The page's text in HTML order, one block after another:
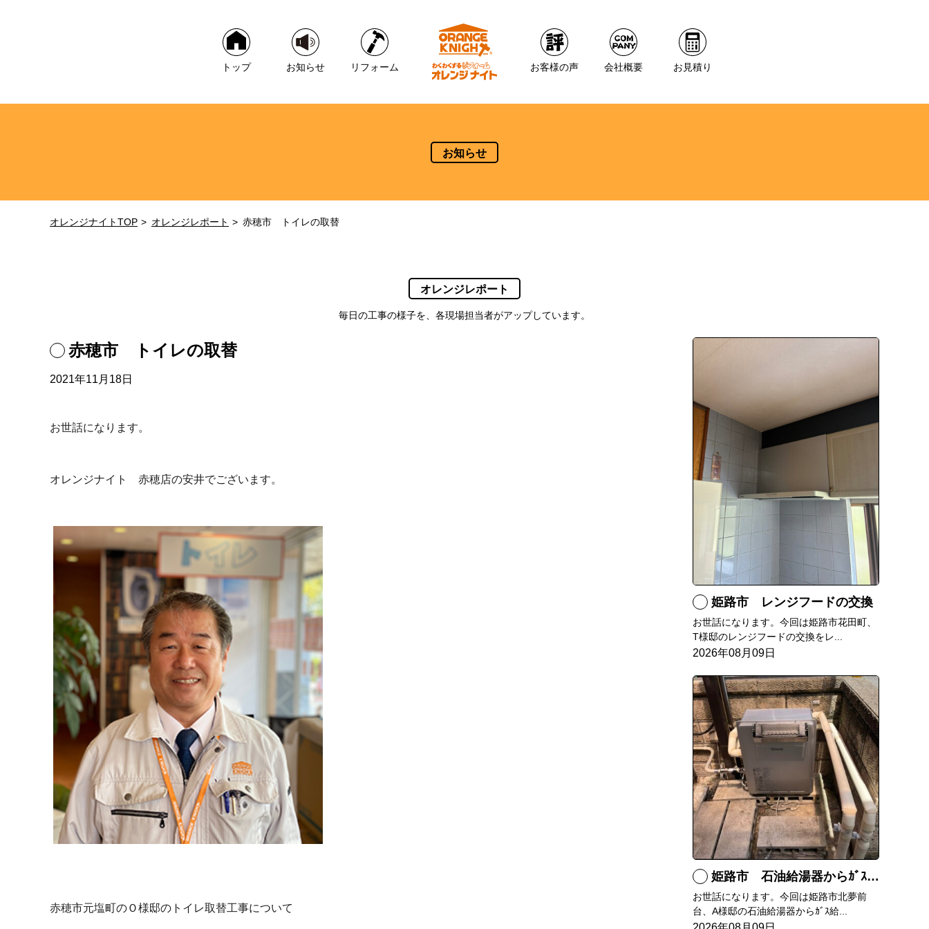
トップ お知らせ リフォーム お客様の声 会社概要 お見積り
お知らせ
オレンジナイトTOP オレンジレポート 赤穂市 トイレの取替
オレンジレポート
毎日の工事の様子を、各現場担当者がアップしています。
赤穂市 トイレの取替
2021年11月18日
お世話になります。
オレンジナイト 赤穂店の安井でございます。
赤穂市元塩町のＯ様邸のトイレ取替工事について
姫路市 レンジフードの交換
お世話になります。今回は姫路市花田町、
T様邸のレンジフードの交換をレ...
2026年08月09日
姫路市 石油給湯器からｶﾞｽ給湯器へ取替
お世話になります。今回は姫路市北夢前
台、A様邸の石油給湯器からｶﾞｽ給...